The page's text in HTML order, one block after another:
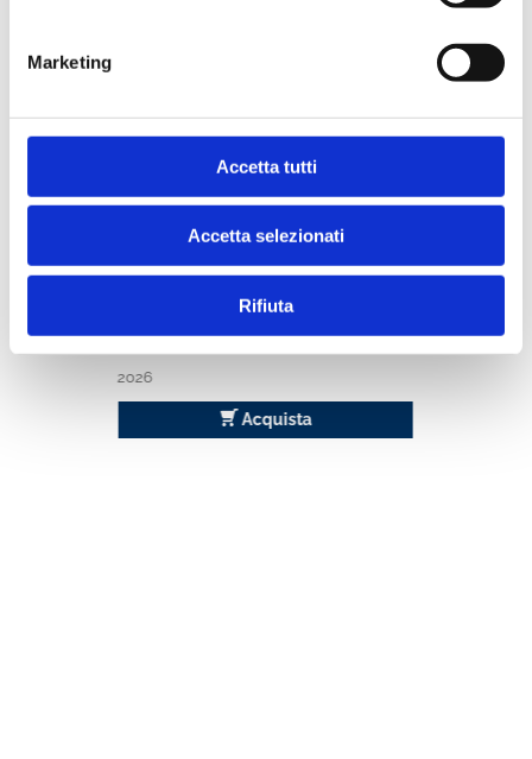
Marketing
Accetta tutti
Accetta selezionati
Rifiuta
Ti potrebbe interessare anche
Bancaria
2026
Acquista